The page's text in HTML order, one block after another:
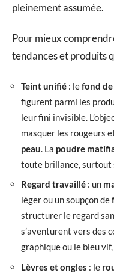
pleinement assumée.
Pour mieux
tendances et produits
Teint unifié : lefond
figurent parmi les
leur fini invisible.
masquer les rougeurs
peau. La poudre
toute brillance, surtout
Regard travaillé : un
léger ou un soupçon de
structurer le regard
s’aventurent vers des
graphique ou le bleu
Lèvres et ongles : le